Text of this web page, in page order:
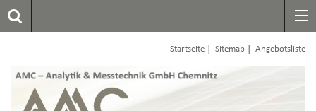
Startseite Sitemap Angebotsliste